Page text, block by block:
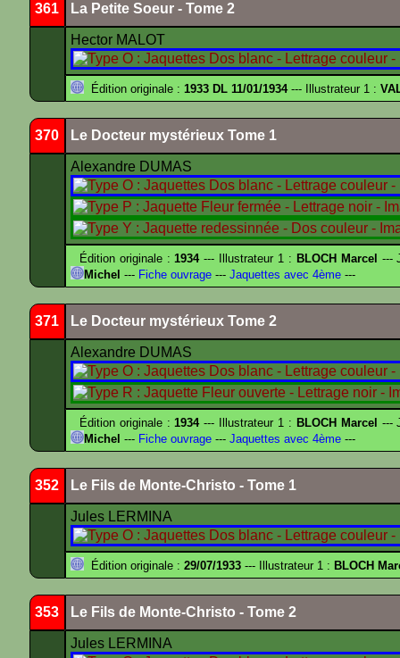
361 La Petite Soeur - Tome 2
Hector MALOT
Édition originale : 1933 DL 11/01/1934--- Illustrateur 1 :
370 Le Docteur mystérieux Tome 1
Alexandre DUMAS
Édition originale :1934--- Illustrateur 1 : BLOCH Marcel ---
Michel --- Fiche ouvrage --- Jaquettes avec 4ème ---
371 Le Docteur mystérieux Tome 2
Alexandre DUMAS
Édition originale :1934--- Illustrateur 1 : BLOCH Marcel ---
Michel --- Fiche ouvrage --- Jaquettes avec 4ème ---
352 Le Fils de Monte-Christo - Tome 1
Jules LERMINA
Édition originale : 29/07/1933 --- Illustrateur 1 : BLOCH
353 Le Fils de Monte-Christo - Tome 2
Jules LERMINA